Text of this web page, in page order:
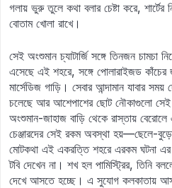
গলায় ভুরু তুলে কথা বলার চেষ্টা করে, শার্টের
বোতাম খোলা রাখে।
সেই অংশুমান চ্যাটার্জি সঙ্গে তিনজন চামচা
এসেছে এই শহরে, সঙ্গে পোলারাইজড কাঁচের
মার্সেডিজ গাড়ি। সেবার আন্দামান যাবার
চলেছে আর আশেপাশের ছোট নৌকাগুলো সেই
অংশুমান-জাহাজ বাড়ি থেকে রাস্তায়
চেঞ্জারদের সেই রকম অবস্থা হয়—ছেলে-
মোটকথা এই একরত্তি শহরে এরকম ঘটনা
টবি দেখেন না। শখ হল পামিস্ট্রির, তিনি
দেখে আসতে হচ্ছে। এ সুযোগ কলকাতায়